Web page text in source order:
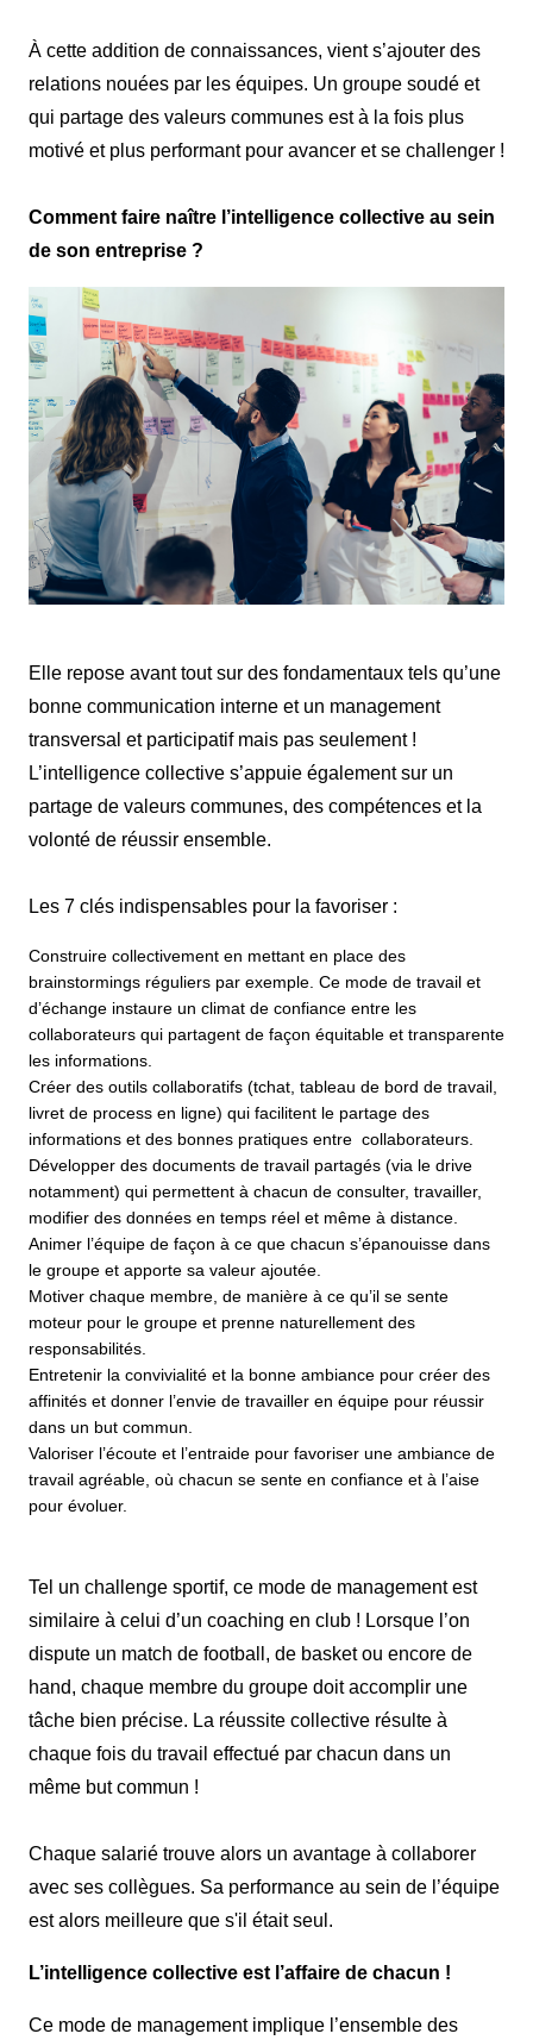
À cette addition de connaissances, vient s’ajouter des
relations nouées par les équipes. Un groupe soudé et
qui partage des valeurs communes est à la fois plus
motivé et plus performant pour avancer et se challenger !
Comment faire naître l’intelligence collective au sein
de son entreprise ?
Elle repose avant tout sur des fondamentaux tels qu’une
bonne communication interne et un management
transversal et participatif mais pas seulement !
L’intelligence collective s’appuie également sur un
partage de valeurs communes, des compétences et la
volonté de réussir ensemble.
Les 7 clés indispensables pour la favoriser :
Construire collectivement en mettant en place des
brainstormings réguliers par exemple. Ce mode de travail et
d’échange instaure un climat de confiance entre les
collaborateurs qui partagent de façon équitable et transparente
les informations.
Créer des outils collaboratifs (tchat, tableau de bord de travail,
livret de process en ligne) qui facilitent le partage des
informations et des bonnes pratiques entre collaborateurs.
Développer des documents de travail partagés (via le drive
notamment) qui permettent à chacun de consulter, travailler,
modifier des données en temps réel et même à distance.
Animer l’équipe de façon à ce que chacun s’épanouisse dans
le groupe et apporte sa valeur ajoutée.
Motiver chaque membre, de manière à ce qu’il se sente
moteur pour le groupe et prenne naturellement des
responsabilités.
Entretenir la convivialité et la bonne ambiance pour créer des
affinités et donner l’envie de travailler en équipe pour réussir
dans un but commun.
Valoriser l’écoute et l’entraide pour favoriser une ambiance de
travail agréable, où chacun se sente en confiance et à l’aise
pour évoluer.
Tel un challenge sportif, ce mode de management est
similaire à celui d’un coaching en club ! Lorsque l’on
dispute un match de football, de basket ou encore de
hand, chaque membre du groupe doit accomplir une
tâche bien précise. La réussite collective résulte à
chaque fois du travail effectué par chacun dans un
même but commun !
Chaque salarié trouve alors un avantage à collaborer
avec ses collègues. Sa performance au sein de l’équipe
est alors meilleure que s'il était seul.
L’intelligence collective est l’affaire de chacun !
Ce mode de management implique l’ensemble des